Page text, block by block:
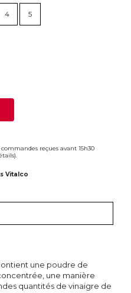
4 5
reçues avant 15h30
).
Vitalco
une poudre de
une manière
quantités de vinaigre de